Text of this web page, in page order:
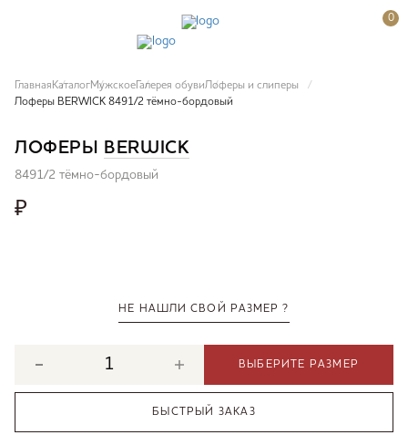
0
Главная КаталогМужское Галерея обувиЛоферы и слиперы
Лоферы BERWICK 8491/2 тёмно-бордовый
ЛОФЕРЫ BERWICK
8491/2 тёмно-бордовый
₽
НЕ НАШЛИ СВОЙ РАЗМЕР ?
ВЫБЕРИТЕ РАЗМЕР
БЫСТРЫЙ ЗАКАЗ